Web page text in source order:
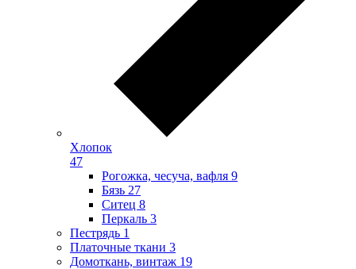
Хлопок
47
Рогожка, чесуча, вафля 9
Бязь 27
Ситец 8
Перкаль 3
Пестрядь 1
Платочные ткани 3
Домоткань, винтаж 19